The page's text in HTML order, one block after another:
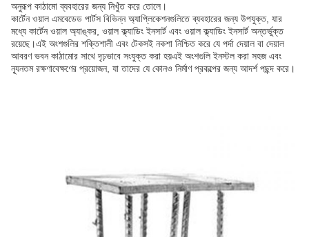
অনুরূপ কাঠামো ব্যবহারের জন্য নিখুঁত করে তোলে।
কার্টেন ওয়াল এমবেডেড পার্টস বিভিন্ন অ্যাপ্লিকেশনগুলিতে ব্যবহারের জন্য উপযুক্ত, যার
মধ্যে কার্টেন ওয়াল অ্যাঙ্কর, ওয়াল ক্ল্যাডিং ইনসার্ট এবং ওয়াল ক্ল্যাডিং ইনসার্ট অন্তর্ভুক্ত
রয়েছে।এই অংশগুলির শক্তিশালী এবং টেকসই নকশা নিশ্চিত করে যে পর্দা দেয়াল বা দেয়াল
আবরণ ভবন কাঠামোর সাথে দৃঢ়ভাবে সংযুক্ত করা হয়এই অংশগুলি ইনস্টল করা সহজ এবং
ন্যূনতম রক্ষণাবেক্ষণের প্রয়োজন, যা তাদের যে কোনও নির্মাণ প্রকল্পের জন্য আদর্শ পছন্দ করে।